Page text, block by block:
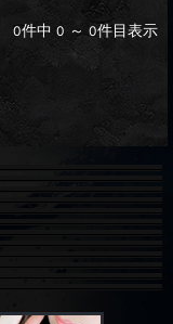
0件中 0 ～ 0件目表示